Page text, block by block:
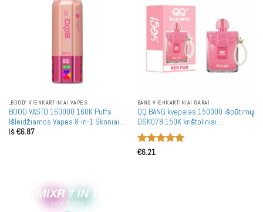
„BOOD“ VIENKARTINIAI VAPES
BOOD VASTO 160000 160K Puffs
Išleidžiamos Vapes 8-in-1 Skoniai
Keturių Tinklelio Įvijų Didmeninė
Iš€6.87
BANG VIENKARTINIAI GARAI
QQ BANG kvepalas 150000 išpūtimų
DSK078 150K krištoliniai
vienkartiniai garintuvai didmeninė
prekyba dviguba tinklelio ritė urmu
pirkimas
Įvertinimas:
€6.21